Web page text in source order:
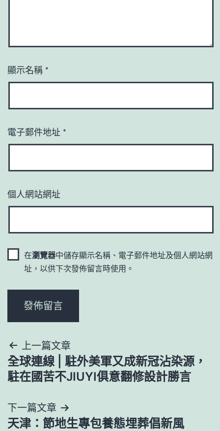
顯示名稱 *
電子郵件地址 *
個人網站網址
在瀏覽器中儲存顯示名稱、電子郵件地址及個人網站網
址，以供下次發佈留言時使用。
文
章
覽
上一篇文章
全球連線 | 駐外美軍又成新冠沾染源，
駐在國苦不JIUYI俱意翻修設計勝言
下一篇文章
天津：節地生專包養態埋葬倡新風